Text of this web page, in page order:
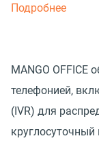
Подробнее
MANGO OFFICE
телефонией,
(IVR) для